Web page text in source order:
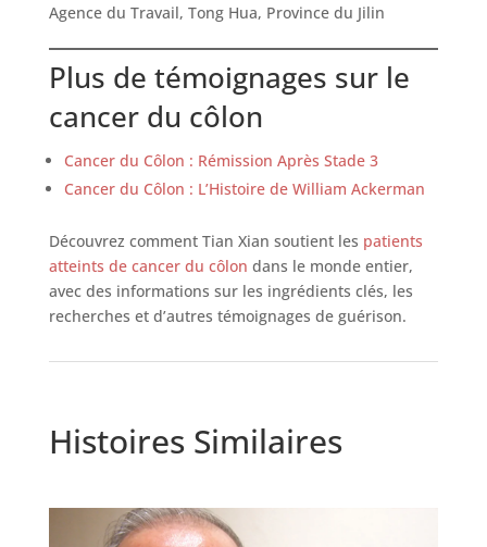
Agence du Travail, Tong Hua, Province du Jilin
Plus de témoignages sur le
cancer du côlon
Cancer du Côlon : Rémission Après Stade 3
Cancer du Côlon : L’Histoire de William Ackerman
Découvrez comment Tian Xian soutient les patients
atteints de cancer du côlon dans le monde entier,
avec des informations sur les ingrédients clés, les
recherches et d’autres témoignages de guérison.
Histoires Similaires